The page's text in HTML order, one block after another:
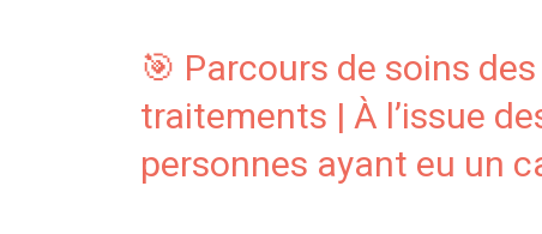
🎯 Parcours de soins
traitements | À l’issue
personnes ayant eu un